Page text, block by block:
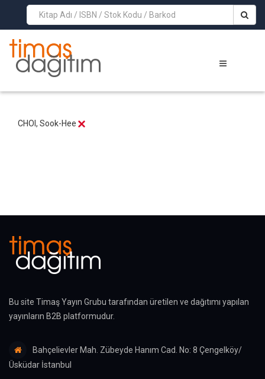
>
CHOI, Sook-Hee
Bu site Timaş Yayın Grubu tarafından üretilen ve dağıtımı yapılan
yayınların B2B platformudur.
Bahçelievler Mah. Zübeyde Hanım Cad. No: 8 Çengelköy/
Üsküdar İstanbul